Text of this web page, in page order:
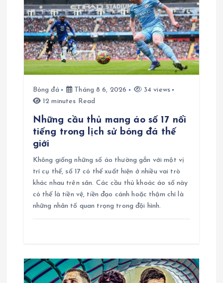
g
b
à
Bóng đá Tháng 8 6, 2026
34 views
12 minutes Read
Những cầu thủ mang áo số 17 nổi
tiếng trong lịch sử bóng đá thế
giới
Không giống những số áo thường gắn với một vị
trí cụ thể, số 17 có thể xuất hiện ở nhiều vai trò
khác nhau trên sân. Các cầu thủ khoác áo số này
có thể là tiền vệ, tiền đạo cánh hoặc thậm chí là
những nhân tố quan trọng trong đội hình.